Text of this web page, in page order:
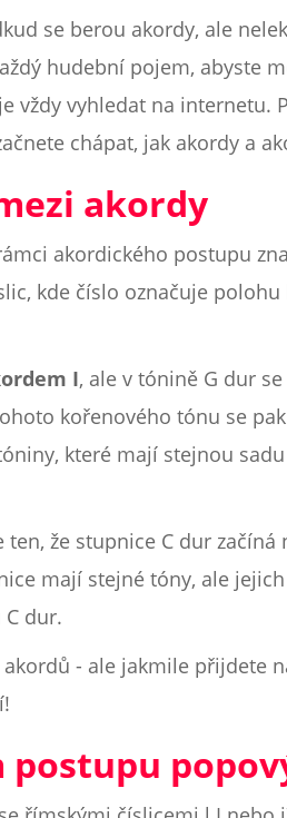
se berou akordy, ale
hudební pojem, abyste
vždy vyhledat na internetu.
chápat, jak akordy a
akordy
akordického postupu
kde číslo označuje
I, ale v tónině G dur
kořenového tónu se
které mají stejnou
že stupnice C dur začíná
mají stejné tóny, ale
dur.
- ale jakmile přijdete